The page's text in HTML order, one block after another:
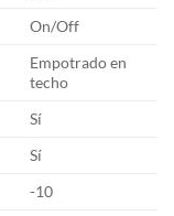
On/Off
Empotrado en
techo
Sí
Sí
-10